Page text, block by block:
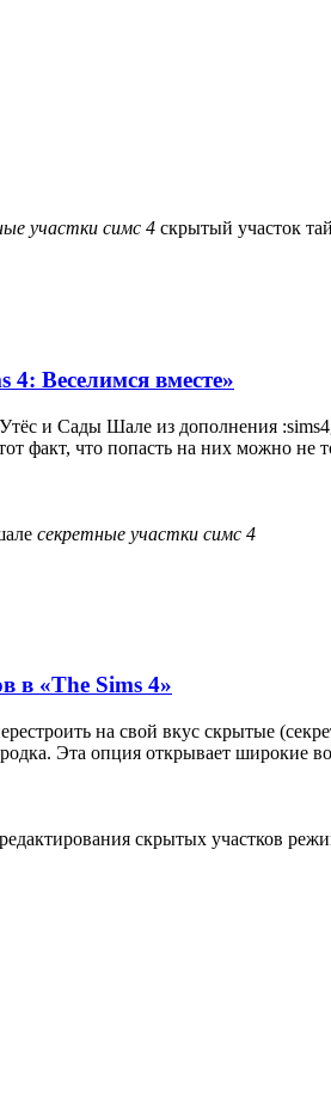
участки симс 4 скрытый участок
Веселимся вместе»
и Сады Шале из дополнения
факт, что попасть на них можно не
секретные участки симс 4
в «The Sims 4»
на свой вкус скрытые
Эта опция открывает широкие
скрытых участков